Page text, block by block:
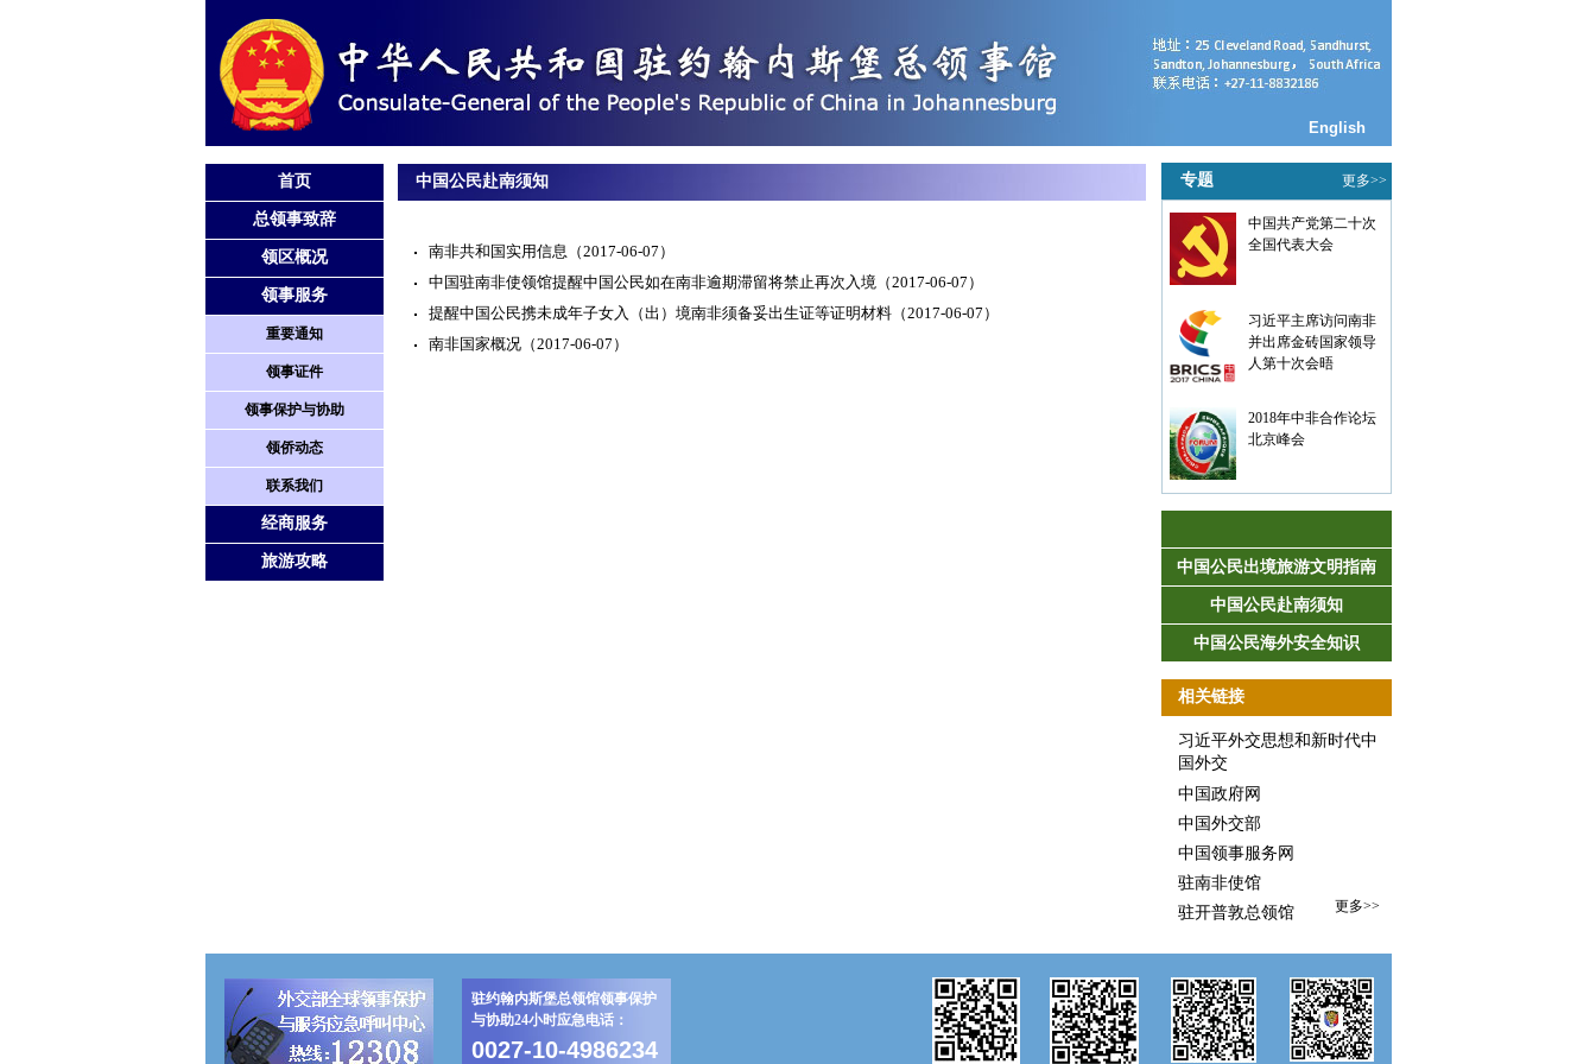
English
首页
总领事致辞
领区概况
领事服务
重要通知
领事证件
领事保护与协助
领侨动态
联系我们
经商服务
旅游攻略
中国公民赴南须知
南非共和国实用信息 （2017-06-07）
中国驻南非使领馆提醒中国公民如在南非逾期滞留将禁止再次入境（2017-06-07）
提醒中国公民携未成年子女入（出）境南非须备妥出生证等证明材料（2017-06-07）
南非国家概况（2017-06-07）
专题 更多>>
中国共产党第二十次
全国代表大会
习近平主席访问南非
并出席金砖国家领导
人第十次会晤
2018年中非合作论坛
北京峰会
中国公民出境旅游文明指南
中国公民赴南须知
中国公民海外安全知识
相关链接
习近平外交思想和新时代中
国外交
中国政府网
中国外交部
中国领事服务网
驻南非使馆
驻开普敦总领馆
更多>>
驻约翰内斯堡总领馆领事保护
与协助24小时应急电话：
0027-10-4986234